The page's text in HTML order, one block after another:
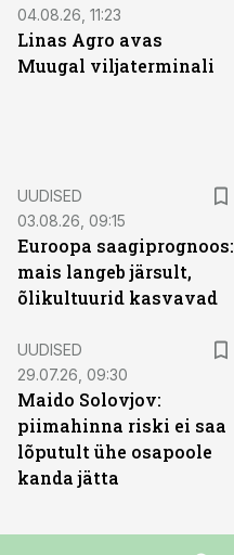
04.08.26, 11:23
Linas Agro avas
Muugal viljaterminali
UUDISED
03.08.26, 09:15
Euroopa saagiprognoos:
mais langeb järsult,
õlikultuurid kasvavad
UUDISED
29.07.26, 09:30
Maido Solovjov:
piimahinna riski ei saa
lõputult ühe osapoole
kanda jätta